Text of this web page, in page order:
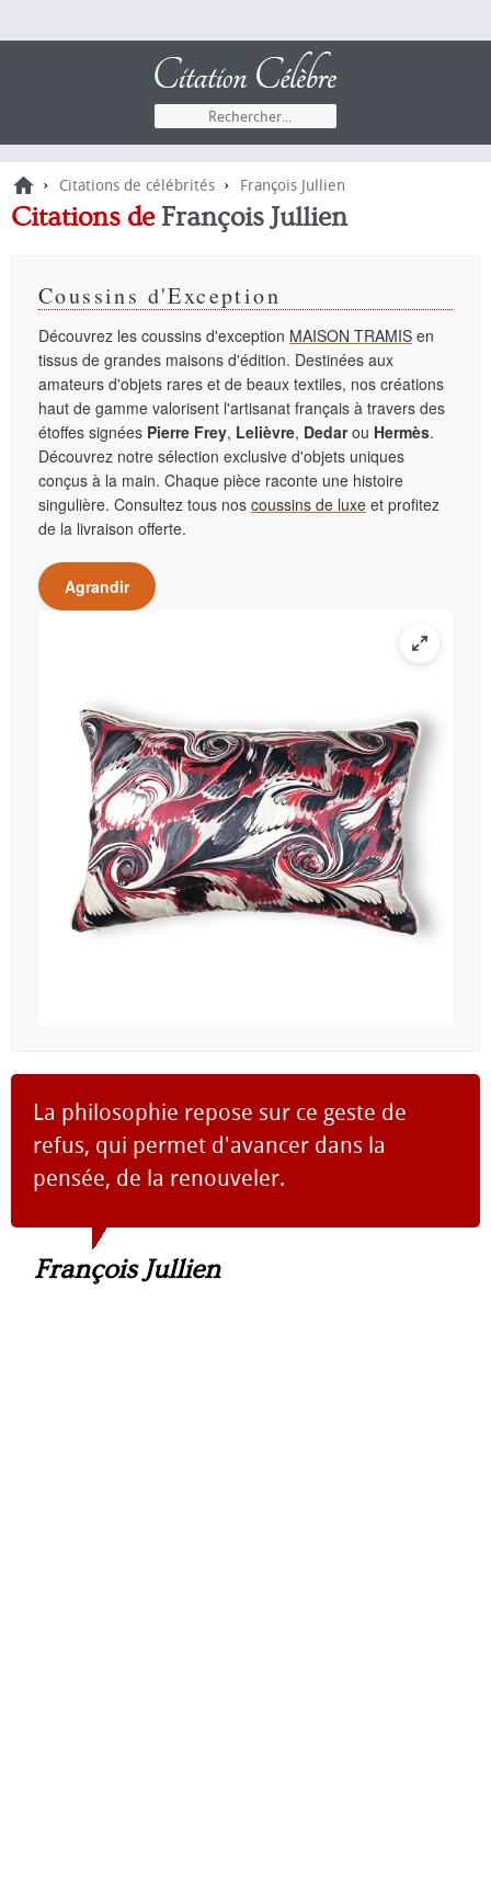
› Citations de célébrités › François Jullien
Citations de François Jullien
Coussins d'Exception
Découvrez les coussins d'exception MAISON TRAMIS en
tissus de grandes maisons d'édition. Destinées aux
amateurs d'objets rares et de beaux textiles, nos créations
haut de gamme valorisent l'artisanat français à travers des
étoffes signées Pierre Frey, Lelièvre, Dedarou Hermès.
Découvrez notre sélection exclusive d'objets uniques
conçus à la main. Chaque pièce raconte une histoire
singulière. Consultez tous nos coussins de luxe et profitez
de la livraison offerte.
Agrandir
La philosophie repose sur ce geste de
refus, qui permet d'avancer dans la
pensée, de la renouveler.
François Jullien